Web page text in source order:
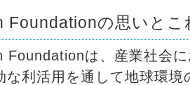
Foundationの思いとこ
Foundationは、産業社会
な利活用を通して地球環